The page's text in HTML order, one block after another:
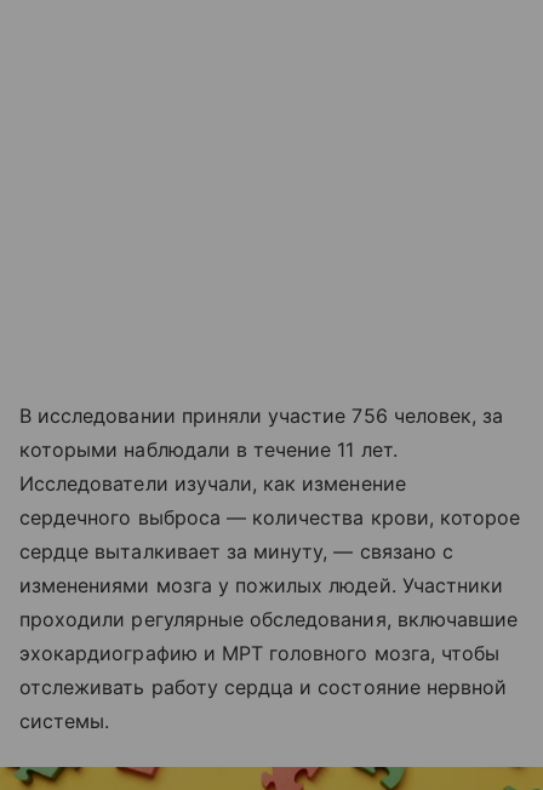
В исследовании приняли участие 756 человек, за
которыми наблюдали в течение 11 лет.
Исследователи изучали, как изменение
сердечного выброса — количества крови, которое
сердце выталкивает за минуту, — связано с
изменениями мозга у пожилых людей. Участники
проходили регулярные обследования, включавшие
эхокардиографию и МРТ головного мозга, чтобы
отслеживать работу сердца и состояние нервной
системы.